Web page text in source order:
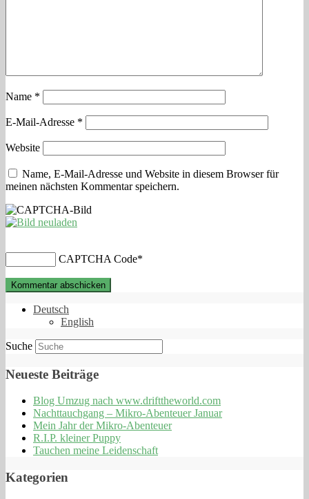
Name *
E-Mail-Adresse *
Website
Name, E-Mail-Adresse und Website in diesem Browser für
meinen nächsten Kommentar speichern.
CAPTCHA Code*
Deutsch
English
Suche
Neueste Beiträge
Blog Umzug nach www.drifttheworld.com
Nachttauchgang – Mikro-Abenteuer Januar
Mein Jahr der Mikro-Abenteuer
R.I.P. kleiner Puppy
Tauchen meine Leidenschaft
Kategorien